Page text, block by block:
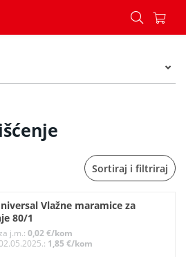
čišćenje - Kategorije - Konzum
Sortiraj i filtriraj
Vlažne maramice za
80/1
j.m.:0,02 €/kom
1,85 €/kom